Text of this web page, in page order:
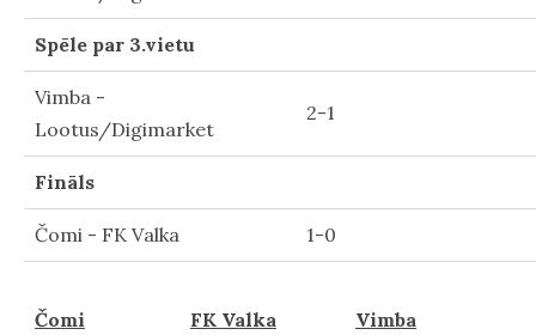
Spēle par 3.vietu
Vimba -
Lootus/Digimarket
2-1
Fināls
Čomi - FK Valka 1-0
Čomi FK Valka Vimba